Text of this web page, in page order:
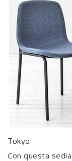
Tokyo
Con questa